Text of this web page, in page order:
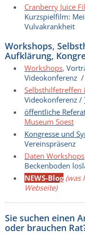
Cranberry Juice
Kurzspielfilm:
Vulvakrankheit
Workshops,
Aufklärung,
Workshops,
Videokonferenz /
Selbsthilfetreffen
Videokonferenz /
öffentliche
Museum Soest
Kongresse und
Vereinspräsenz
Daten Workshops
Beckenboden
NEWS-Blog (was
Webseite)
Sie suchen einen
oder brauchen